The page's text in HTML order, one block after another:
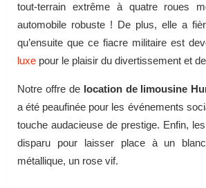
tout-terrain extrême à quatre roues
automobile robuste ! De plus, elle a
qu’ensuite que ce fiacre militaire est
luxe pour le plaisir du divertissement et
Notre offre de location de limousine
a été peaufinée pour les événements
touche audacieuse de prestige. Enfin,
disparu pour laisser place à un
métallique, un rose vif.